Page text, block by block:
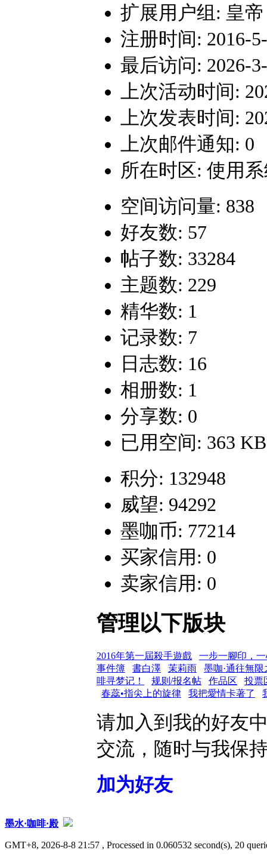
扩展用户组: 皇帝
注册时间: 2016-
最后访问: 2026-
上次活动时间:
上次发表时间:
上次邮件通知: 0
所在时区: 使用
空间访问量: 838
好友数: 57
帖子数: 33284
主题数: 229
精华数: 1
记录数: 7
日志数: 16
相册数: 1
分享数: 0
已用空间: 363 KB
积分: 132948
威望: 94292
墨咖币: 77214
买家信用: 0
卖家信用: 0
管理以下版块
2016年第一屆殺手遊戲
一步一腳印，
事件簿
書白澤 茉莉雨
墨咖·通往無限
啡寻梦记！
规则/报名帖 作品区
投票
春蕊•指尖上的旋律
我把愛情卡著了
请加入到我的好友
交流，随时与我保
加为好友
墨水·咖啡·殿
GMT+8, 2026-8-8 21:57 , Processed in 0.060532 second(s), 20